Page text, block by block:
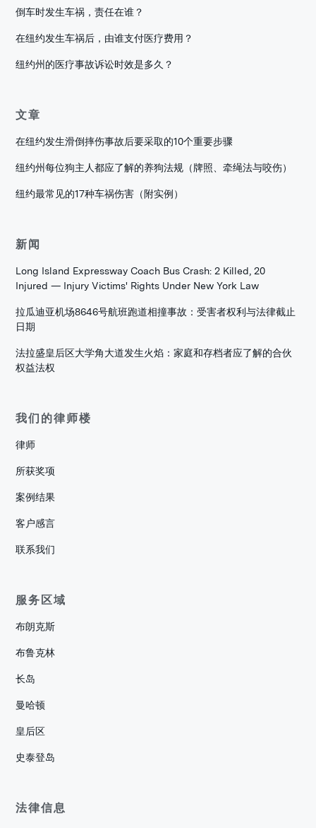
倒车时发生车祸，责任在谁？
在纽约发生车祸后，由谁支付医疗费用？
纽约州的医疗事故诉讼时效是多久？
文章
在纽约发生滑倒摔伤事故后要采取的10个重要步骤
纽约州每位狗主人都应了解的养狗法规（牌照、牵绳法与咬伤）
纽约最常见的17种车祸伤害（附实例）
新闻
Long Island Expressway Coach Bus Crash: 2 Killed, 20
Injured — Injury Victims' Rights Under New York Law
拉瓜迪亚机场8646号航班跑道相撞事故：受害者权利与法律截止
日期
法拉盛皇后区大学角大道发生火焰：家庭和存档者应了解的合伙
权益法权
我们的律师楼
律师
所获奖项
案例结果
客户感言
联系我们
服务区域
布朗克斯
布鲁克林
长岛
曼哈顿
皇后区
史泰登岛
法律信息